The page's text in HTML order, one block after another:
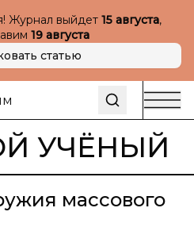
Журнал выйдет 15 августа,
19 августа
статью
УЧЁНЫЙ
массового